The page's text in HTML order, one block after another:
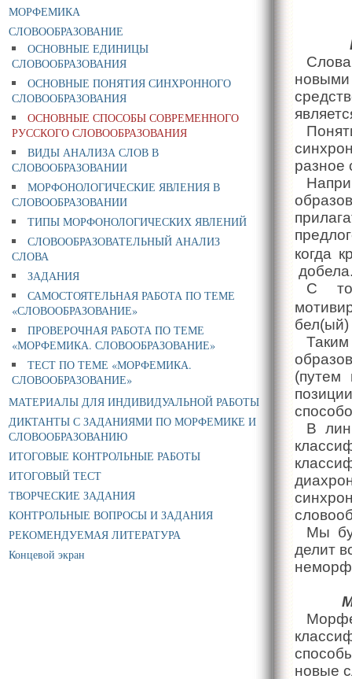
разное
когда
С
бел(ый)
(путем
В
Мы
делит
новые
МОРФЕМИКА
СЛОВООБРАЗОВАНИЕ
ОСНОВНЫЕ ЕДИНИЦЫ
СЛОВООБРАЗОВАНИЯ
ОСНОВНЫЕ ПОНЯТИЯ СИНХРОННОГО
СЛОВООБРАЗОВАНИЯ
ОСНОВНЫЕ СПОСОБЫ СОВРЕМЕННОГО
РУССКОГО СЛОВООБРАЗОВАНИЯ
ВИДЫ АНАЛИЗА СЛОВ В
СЛОВООБРАЗОВАНИИ
МОРФОНОЛОГИЧЕСКИЕ ЯВЛЕНИЯ В
СЛОВООБРАЗОВАНИИ
ТИПЫ МОРФОНОЛОГИЧЕСКИХ ЯВЛЕНИЙ
СЛОВООБРАЗОВАТЕЛЬНЫЙ АНАЛИЗ
СЛОВА
ЗАДАНИЯ
САМОСТОЯТЕЛЬНАЯ РАБОТА ПО ТЕМЕ
«СЛОВООБРАЗОВАНИЕ»
ПРОВЕРОЧНАЯ РАБОТА ПО ТЕМЕ
«МОРФЕМИКА. СЛОВООБРАЗОВАНИЕ»
ТЕСТ ПО ТЕМЕ «МОРФЕМИКА.
СЛОВООБРАЗОВАНИЕ»
МАТЕРИАЛЫ ДЛЯ ИНДИВИДУАЛЬНОЙ РАБОТЫ
ДИКТАНТЫ С ЗАДАНИЯМИ ПО МОРФЕМИКЕ И
СЛОВООБРАЗОВАНИЮ
ИТОГОВЫЕ КОНТРОЛЬНЫЕ РАБОТЫ
ИТОГОВЫЙ ТЕСТ
ТВОРЧЕСКИЕ ЗАДАНИЯ
КОНТРОЛЬНЫЕ ВОПРОСЫ И ЗАДАНИЯ
РЕКОМЕНДУЕМАЯ ЛИТЕРАТУРА
Концевой экран